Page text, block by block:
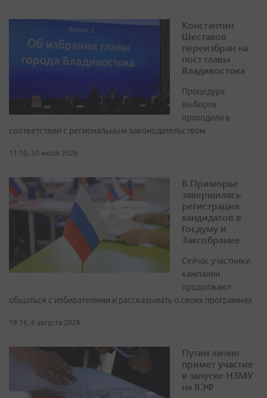
Константин
Шестаков
переизбран на
пост главы
Владивостока
Процедура
выборов
проходила в
соответствии с региональным законодательством
11:10, 30 июля 2026
В Приморье
завершилась
регистрация
кандидатов в
Госдуму и
Заксобрание
Сейчас участники
кампании
продолжают
общаться с избирателями и рассказывать о своих программах
19:16, 6 августа 2026
Путин лично
примет участие
в запуске НЗМУ
на ВЭФ